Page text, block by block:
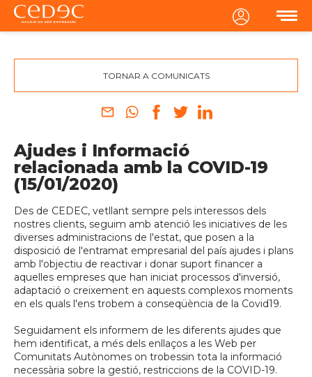
MENU
TORNAR A COMUNICATS
Ajudes i Informació
relacionada amb la COVID-19
(15/01/2020)
Des de CEDEC, vetllant sempre pels interessos dels
nostres clients, seguim amb atenció les iniciatives de les
diverses administracions de l'estat, que posen a la
disposició de l'entramat empresarial del país ajudes i plans
amb l'objectiu de reactivar i donar suport financer a
aquelles empreses que han iniciat processos d'inversió,
adaptació o creixement en aquests complexos moments
en els quals l'ens trobem a conseqüència de la Covid19.
Seguidament els informem de les diferents ajudes que
hem identificat, a més dels enllaços a les Web per
Comunitats Autònomes on trobessin tota la informació
necessària sobre la gestió, restriccions de la COVID-19.